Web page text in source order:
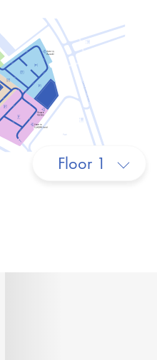
Floor 1
Floor 4
Floor 3
Floor 2
Floor 1
Floor 0